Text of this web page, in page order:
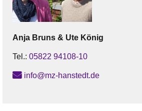
Anja Bruns & Ute König
Tel.: 05822 94108-10
info@mz-hanstedt.de